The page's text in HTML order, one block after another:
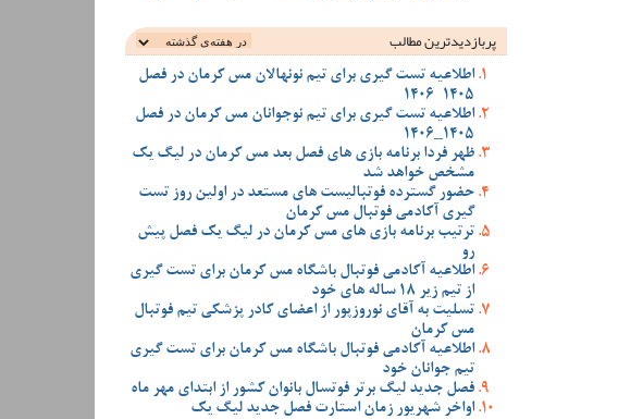
پربازدیدترین‌ مطالب
اطلاعیه تست گیری برای تیم نونهالان مس کرمان در فصل
1405-1406
اطلاعیه تست گیری برای تیم نوجوانان مس کرمان در فصل
1405_1406
ظهر فردا برنامه بازی های فصل بعد مس کرمان در لیگ یک
مشخص خواهد شد
حضور گسترده فوتبالیست های مستعد در اولین روز تست
گیری آکادمی فوتبال مس کرمان
ترتیب برنامه بازی های مس کرمان در لیگ یک فصل پیش
رو
اطلاعیه آکادمی فوتبال باشگاه مس کرمان برای تست گیری
از تیم زیر 18 ساله های خود
تسلیت به آقای نوروزپور از اعضای کادر پزشکی تیم فوتبال
مس کرمان
اطلاعیه آکادمی فوتبال باشگاه مس کرمان برای تست گیری
تیم جوانان خود
فصل جدید لیگ برتر فوتسال بانوان کشور از ابتدای مهر ماه
اواخر شهریور زمان استارت فصل جدید لیگ یک